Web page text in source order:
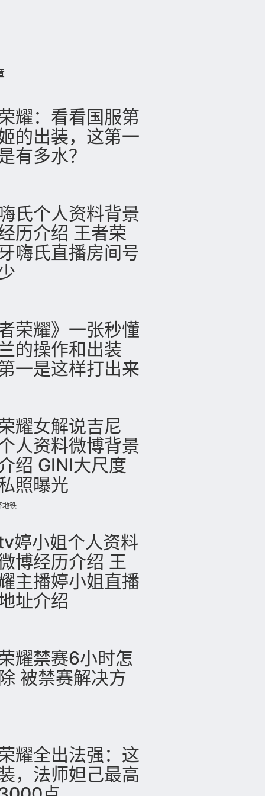
耀：看看国服第
的出装，这第一
有多水？
氏个人资料背景
历介绍 王者荣
嗨氏直播房间号
荣耀》一张秒懂
的操作和出装
一是这样打出来
耀女解说吉尼
人资料微博背景
绍 GINI大尺度
照曝光
地铁
婷小姐个人资料
博经历介绍 王
主播婷小姐直播
址介绍
耀禁赛6小时怎
被禁赛解决方
耀全出法强：这
，法师妲己最高